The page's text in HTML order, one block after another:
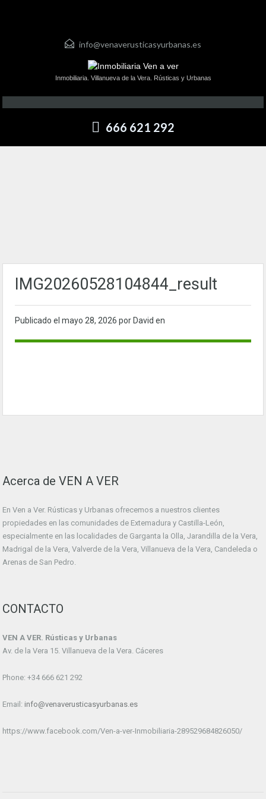
info@venaverusticasyurbanas.es
Inmobiliaria. Villanueva de la Vera. Rústicas y Urbanas
666 621 292
IMG20260528104844_result
Publicado el mayo 28, 2026 por David en
Acerca de VEN A VER
En Ven a Ver. Rústicas y Urbanas ofrecemos a nuestros clientes
propiedades en las comunidades de Extemadura y Castilla-León,
especialmente en las localidades de Garganta la Olla, Jarandilla de la Vera,
Madrigal de la Vera, Valverde de la Vera, Villanueva de la Vera, Candeleda o
Arenas de San Pedro.
CONTACTO
VEN A VER. Rústicas y Urbanas
Av. de la Vera 15. Villanueva de la Vera. Cáceres
Phone: +34 666 621 292
Email: info@venaverusticasyurbanas.es
https://www.facebook.com/Ven-a-ver-Inmobiliaria-289529684826050/